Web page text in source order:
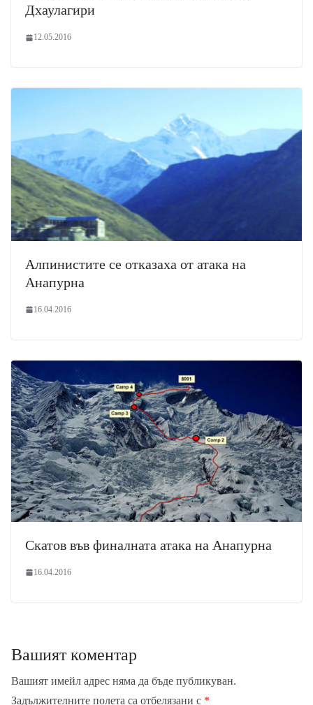
Дхаулагири
12.05.2016
Алпинистите се отказаха от атака на
Анапурна
16.04.2016
Скатов във финалната атака на Анапурна
16.04.2016
Вашият коментар
Вашият имейл адрес няма да бъде публикуван.
Задължителните полета са отбелязани с *